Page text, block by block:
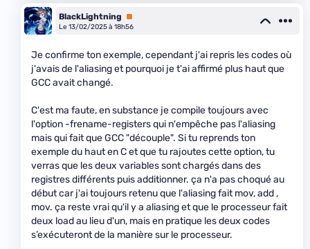
BlackLightning
Premium
Le 13/02/2025 à 18h56
Je confirme ton exemple, cependant j'ai repris les codes où
j'avais de l'aliasing et pourquoi je t'ai affirmé plus haut que
GCC avait changé.
C'est ma faute, en substance je compile toujours avec
l'option -frename-registers qui n'empêche pas l'aliasing
mais qui fait que GCC "découple". Si tu reprends ton
exemple du haut en C et que tu rajoutes cette option, tu
verras que les deux variables sont chargés dans des
registres différents puis additionner. ça n'a pas choqué au
début car j'ai toujours retenu que l'aliasing fait mov, add ,
mov. ça reste vrai qu'il y a aliasing et que le processeur fait
deux load au lieu d'un, mais en pratique les deux codes
s’exécuteront de la manière sur le processeur.